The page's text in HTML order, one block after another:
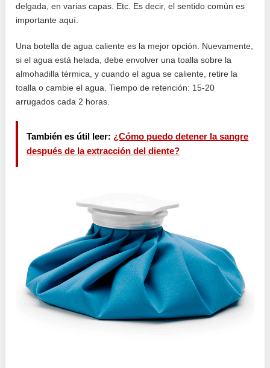
delgada, en varias capas. Etc. Es decir, el sentido común es
importante aquí.
Una botella de agua caliente es la mejor opción. Nuevamente,
si el agua está helada, debe envolver una toalla sobre la
almohadilla térmica, y cuando el agua se caliente, retire la
toalla o cambie el agua. Tiempo de retención: 15-20
arrugados cada 2 horas.
También es útil leer: ¿Cómo puedo detener la sangre
después de la extracción del diente?